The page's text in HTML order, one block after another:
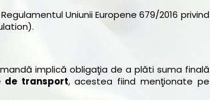
Uniunii Europene 679/2016 privind
implică obligaţia de a plăti suma finală
de transport, acestea fiind menţionate pe